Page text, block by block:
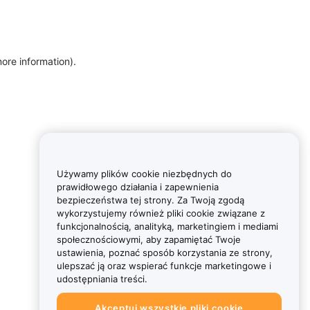
information).
Używamy plików cookie niezbędnych do
prawidłowego działania i zapewnienia
bezpieczeństwa tej strony. Za Twoją zgodą
wykorzystujemy również pliki cookie związane z
funkcjonalnością, analityką, marketingiem i mediami
społecznościowymi, aby zapamiętać Twoje
ustawienia, poznać sposób korzystania ze strony,
ulepszać ją oraz wspierać funkcje marketingowe i
udostępniania treści.